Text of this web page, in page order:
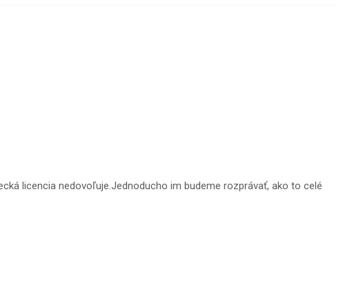
licencia nedovoľuje.Jednoducho im budeme rozprávať, ako to celé